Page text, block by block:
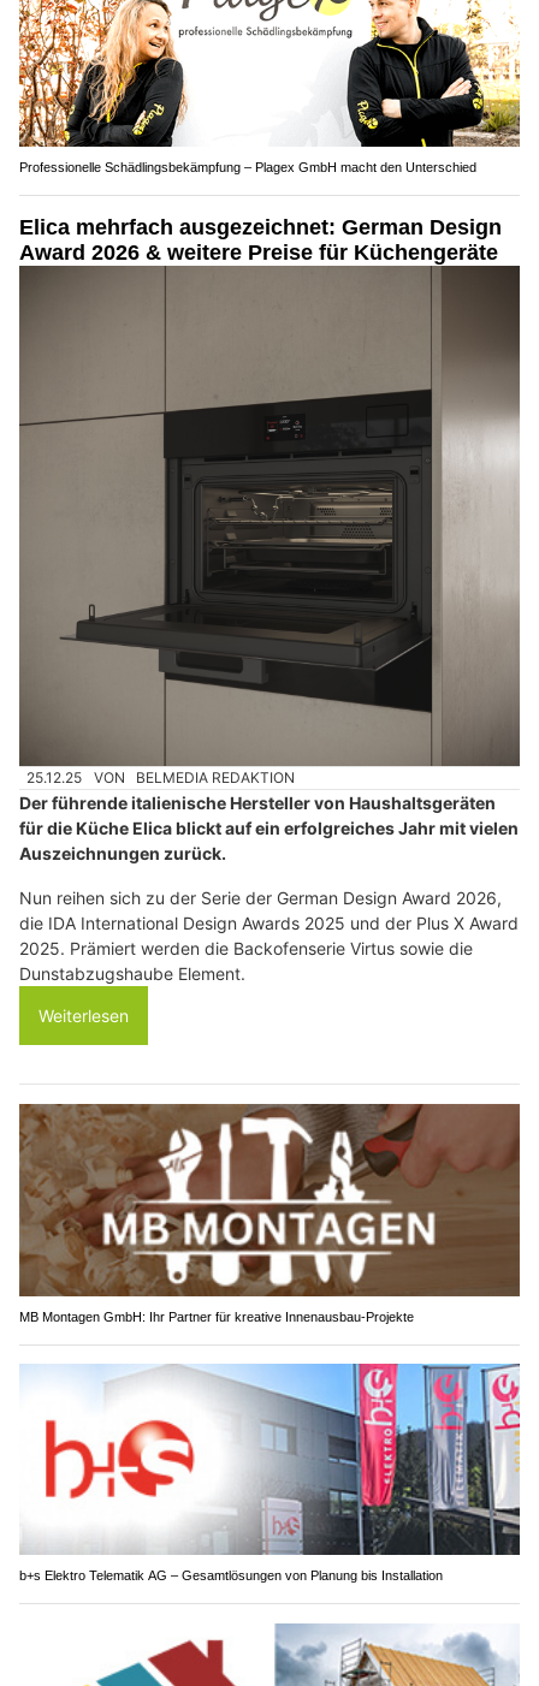
Professionelle Schädlingsbekämpfung – Plagex GmbH macht den Unterschied
Elica mehrfach ausgezeichnet: German Design
Award 2026 & weitere Preise für Küchengeräte
25.12.25 VON BELMEDIA REDAKTION
Der führende italienische Hersteller von Haushaltsgeräten
für die Küche Elica blickt auf ein erfolgreiches Jahr mit vielen
Auszeichnungen zurück.
Nun reihen sich zu der Serie der German Design Award 2026,
die IDA International Design Awards 2025 und der Plus X Award
2025. Prämiert werden die Backofenserie Virtus sowie die
Dunstabzugshaube Element.
Weiterlesen
MB Montagen GmbH: Ihr Partner für kreative Innenausbau-Projekte
b+s Elektro Telematik AG – Gesamtlösungen von Planung bis Installation